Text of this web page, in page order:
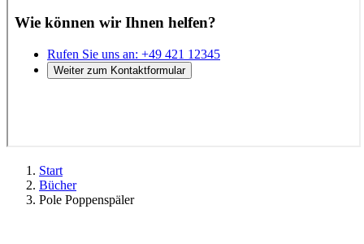
Start
Bücher
Pole Poppenspäler